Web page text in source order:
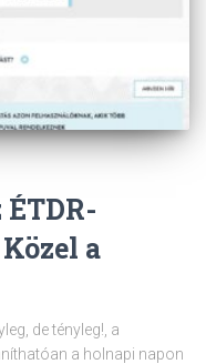
a
de tényleg!, a
a holnapi napon